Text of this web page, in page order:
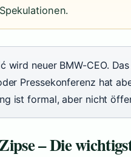
wird neuer BMW-CEO.
Pressekonferenz hat
ist formal, aber nicht
– Die